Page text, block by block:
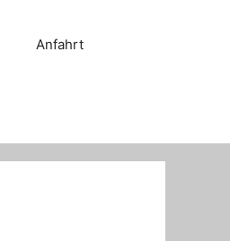
Anfahrt